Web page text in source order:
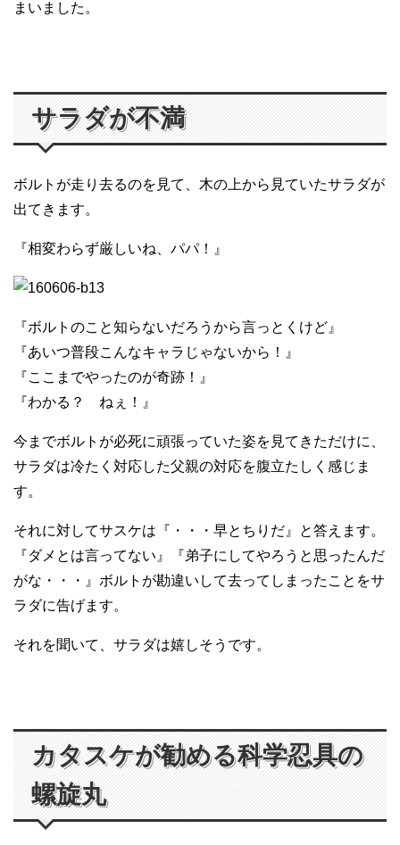
まいました。
サラダが不満
ボルトが走り去るのを見て、木の上から見ていたサラダが
出てきます。
『相変わらず厳しいね、パパ！』
『ボルトのこと知らないだろうから言っとくけど』
『あいつ普段こんなキャラじゃないから！』
『ここまでやったのが奇跡！』
『わかる？ ねぇ！』
今までボルトが必死に頑張っていた姿を見てきただけに、
サラダは冷たく対応した父親の対応を腹立たしく感じま
す。
それに対してサスケは『・・・早とちりだ』と答えます。
『ダメとは言ってない』『弟子にしてやろうと思ったんだ
がな・・・』ボルトが勘違いして去ってしまったことをサ
ラダに告げます。
それを聞いて、サラダは嬉しそうです。
カタスケが勧める科学忍具の
螺旋丸